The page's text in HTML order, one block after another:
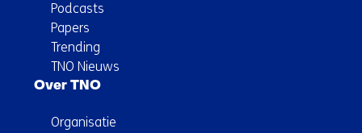
Podcasts
Papers
Trending
TNO Nieuws
Over TNO
Organisatie